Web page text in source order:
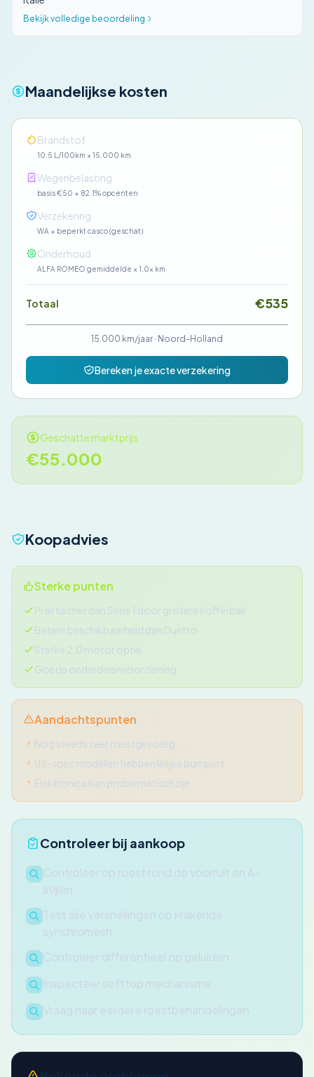
Bekijk volledige beoordeling
Maandelijkse kosten
Brandstof
10.5 L/100km × 15.000 km
Wegenbelasting
basis €50 + 82.1% opcenten
Verzekering
WA + beperkt casco (geschat)
Onderhoud
ALFA ROMEO gemiddelde × 1.0× km
Totaal €535
15.000 km/jaar · Noord-Holland
Bereken je exacte verzekering
Geschatte marktprijs
€55.000
Koopadvies
Sterke punten
Praktischer dan Serie 1 door grotere kofferbak
Betere beschikbaarheid dan Duetto
Sterke 2.0 motor optie
Goede onderdelenvoorziening
Aandachtspunten
Nog steeds zeer roestgevoelig
US-spec modellen hebben lelijke bumpers
Elektronica kan problematisch zijn
Controleer bij aankoop
Controleer op roest rond de voorruit en A-
stijlen
Test alle versnellingen op krakende
synchromesh
Controleer differentieel op geluiden
Inspecteer softtop mechanisme
Vraag naar eerdere roestbehandelingen